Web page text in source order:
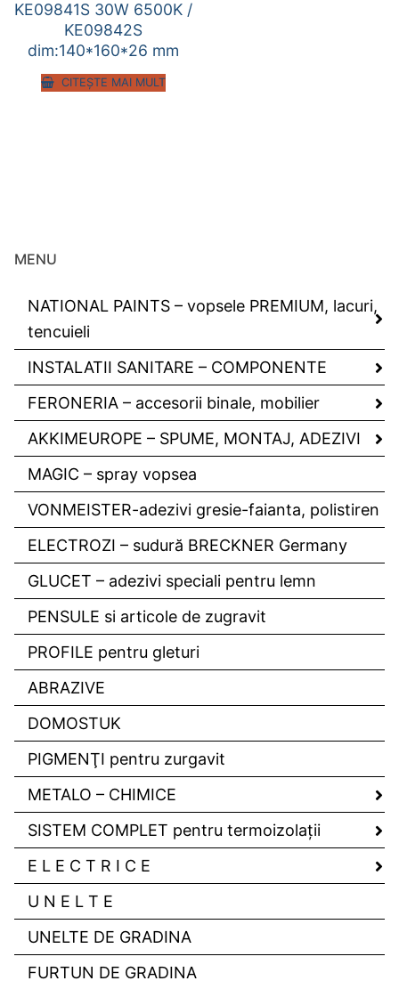
KE09841S 30W 6500K /
KE09842S
dim:140*160*26 mm
CITEȘTE MAI MULT
MENU
NATIONAL PAINTS – vopsele PREMIUM, lacuri,
tencuieli
INSTALATII SANITARE – COMPONENTE
FERONERIA – accesorii binale, mobilier
AKKIMEUROPE – SPUME, MONTAJ, ADEZIVI
MAGIC – spray vopsea
VONMEISTER-adezivi gresie-faianta, polistiren
ELECTROZI – sudură BRECKNER Germany
GLUCET – adezivi speciali pentru lemn
PENSULE si articole de zugravit
PROFILE pentru gleturi
ABRAZIVE
DOMOSTUK
PIGMENŢI pentru zurgavit
METALO – CHIMICE
SISTEM COMPLET pentru termoizolaţii
E L E C T R I C E
U N E L T E
UNELTE DE GRADINA
FURTUN DE GRADINA